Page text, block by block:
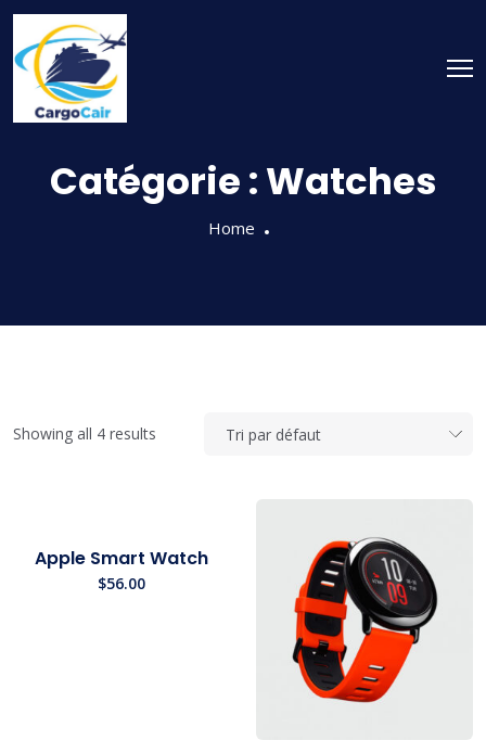
Skip
content
Catégorie :Watches
Home
Showing all 4 results
Apple Smart Watch
$56.00